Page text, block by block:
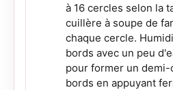
à 16 cercles selon la
cuillère à soupe de
chaque cercle.
bords avec un peu
pour former un
bords en appuyant